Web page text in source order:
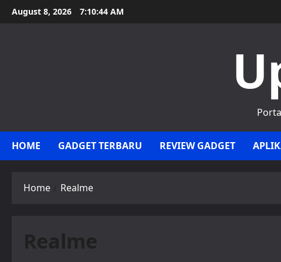
Skip
to
August 8, 2026 7:10:44 AM
HOME GADGET TERBARU REVIEW GADGET
Home Realme
Realme